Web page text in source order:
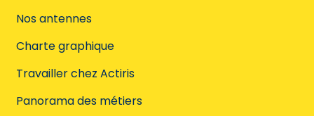
Nos antennes
Charte graphique
Travailler chez Actiris
Panorama des métiers